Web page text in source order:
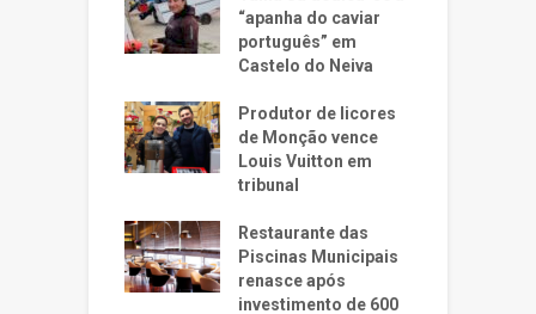
“apanha do caviar
português” em
Castelo do Neiva
Produtor de licores
de Monção vence
Louis Vuitton em
tribunal
Restaurante das
Piscinas Municipais
renasce após
investimento de 600